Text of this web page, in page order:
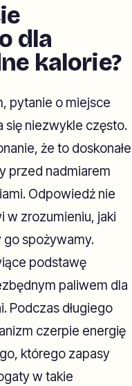
dla
kalorie?
pytanie o miejsce
się niezwykle często.
że to doskonałe
przed nadmiarem
Odpowiedź nie
w zrozumieniu, jaki
go spożywamy.
podstawę
paliwem dla
Podczas długiego
czerpie energię
którego zapasy
w takie